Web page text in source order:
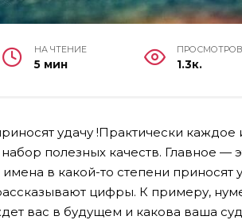
НА ЧТЕНИЕ
5 мин
ПРОСМОТРОВ
1.3к.
удачу !Практически каждое
полезных качеств. Главное —
в какой-то степени приносят
цифры. К примеру,
вас в будущем и какова ваша